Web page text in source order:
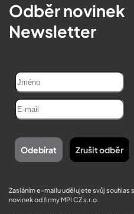
Odběr novinek
Newsletter
Zasláním e-mailu udělujete svůj souhlas
novinek od firmy MPI CZ s.r.o.